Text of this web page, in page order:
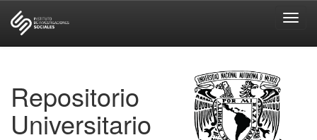
Repositorio
Universitario